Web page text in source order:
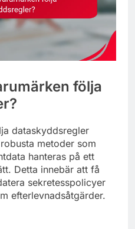
följa
dataskyddsregler
metoder som
hanteras på ett
Detta innebär att få
sekretesspolicyer
efterlevnadsåtgärder.